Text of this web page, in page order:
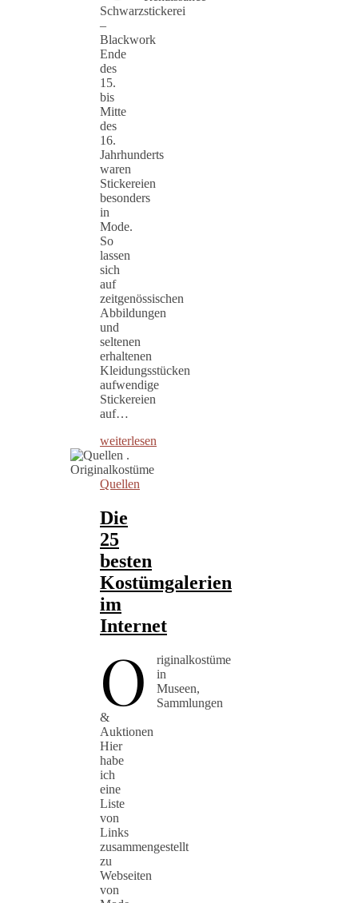
Schwarzstickerei
–
Blackwork
Ende
des
15.
bis
Mitte
des
16.
Jahrhunderts
waren
Stickereien
besonders
in
Mode.
So
lassen
sich
auf
zeitgenössischen
Abbildungen
und
seltenen
erhaltenen
Kleidungsstücken
aufwendige
Stickereien
auf…
weiterlesen
Quellen
Die
25
besten
Kostümgalerien
im
Internet
O
riginalkostüme
in
Museen,
Sammlungen
&
Auktionen
Hier
habe
ich
eine
Liste
von
Links
zusammengestellt
zu
Webseiten
von